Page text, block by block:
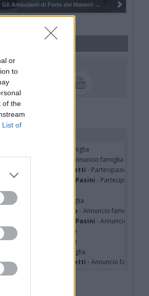
or
to
of the
List of
Pulizia del bosco del Rugareto a ...
SUI SOCIAL
- Annuncio famiglia
Pedotti ved. Urbini
- Annuncio famiglia
Schieroni Giacometti - Partecipazione
Martinenghi ved. Pasini - Partecipazione
Jasik
Mazzini
- Annuncio famiglia
Squicciarini ved. Greco - Annuncio famiglia
Martinenghi ved. Pasini - Annuncio famiglia
Basile
- Partecipazione
Napoli
- Partecipazione
- Annuncio famiglia
Schieroni Giacometti - Annuncio famiglia